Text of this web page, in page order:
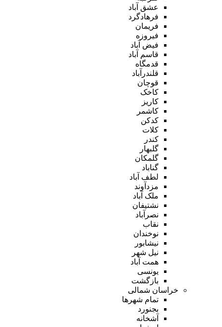
عشق آباد
فرهادگرد
فریمان
فیروزه
فیض آباد
قاسم آباد
قدمگاه
قلندرآباد
قوچان
کاخک
کاریز
کاشمر
کدکن
کلات
کندر
گلبهار
گلمکان
گناباد
لطف آباد
مزدآوند
ملک آباد
نشتیفان
نصرآباد
نقاب
نوخندان
نیشابور
نیل شهر
همت آباد
یونسی
بازگشت
خراسان شمالی
تمام شهر‌ها
بجنورد
آشخانه